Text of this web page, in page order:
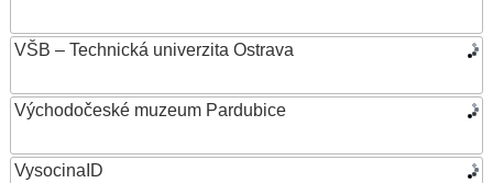
VŠB – Technická univerzita Ostrava
Východočeské muzeum Pardubice
VysocinaID